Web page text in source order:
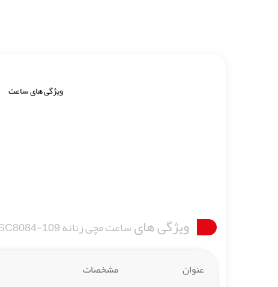
ویژگی های ساعت
ویژگی هایساعت مچی زنانه ELEGANGS SC8084-109
عنوان مشخصات